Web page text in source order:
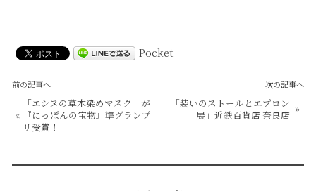
Pocket
前の記事へ
«
「エシヌの草木染めマスク」が
『にっぽんの宝物』準グランプ
リ受賞！
次の記事へ
「装いのストールとエプロン
展」近鉄百貨店 奈良店 »